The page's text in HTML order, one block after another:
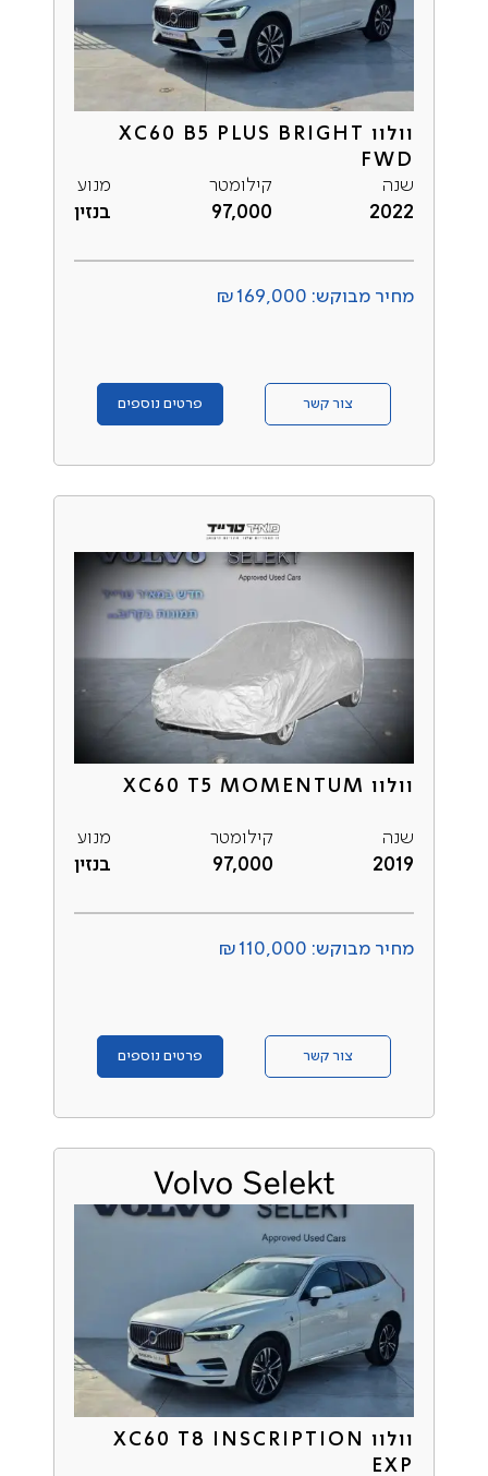
וולוו XC60 B5 PLUS BRIGHT
FWD
שנה
2022
קילומטר
97,000
מנוע
בנזין
מחיר מבוקש: ₪169,000
צור קשר פרטים נוספים
וולוו XC60 T5 MOMENTUM
שנה
2019
קילומטר
97,000
מנוע
בנזין
מחיר מבוקש: ₪110,000
צור קשר פרטים נוספים
וולוו XC60 T8 INSCRIPTION
EXP